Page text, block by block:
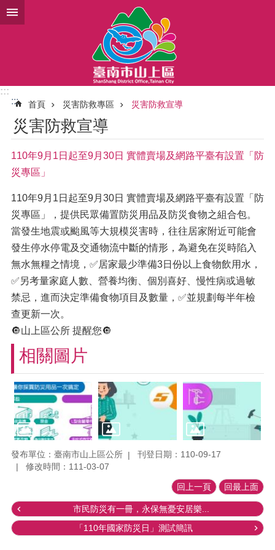
跳到主要內容區塊
:::
:::
首頁 災害防救專區 災害防救宣導
災害防救宣導
110年9月1日起至9月30日 實體賣場及網路平臺有設置「防
災專區」
110年9月1日起至9月30日 實體賣場及網路平臺有設置「防
災專區」，提供民眾備置防災用品及防災食物之組合包。
當發生地震或颱風等大規模災害時，往往居家附近可能會
發生停水停電及交通物流中斷的情形，為避免在災時陷入
無水無糧之情境，✅居家最少準備3日份以上食物飲用水，
✅另考量家庭人數、營養均衡、個別喜好、慢性病或過敏
禁忌，進而決定準備食物項目及數量，✅並規劃每半年檢
查更新一次。
🔘山上區公所 提醒您🔘
相關圖片
發布單位：臺南市山上區公所
刊登日期：110-09-17
修改時間：111-03-07
回上一頁 回最上面
市民防災有一冊，永保無憂安居樂...
「110年國家防災日」測試簡訊